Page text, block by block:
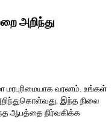
அறிந்து
வரலாம். உங்கள்
இந்த நிலை
ஆபத்தை நிர்வகிக்க